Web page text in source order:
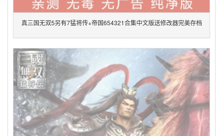
真三国无双5另有7猛将传+帝国654321合集中文版送修改器完美存档